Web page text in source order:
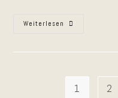
Weiterlesen Rückblick
Oftersheimer
1 2